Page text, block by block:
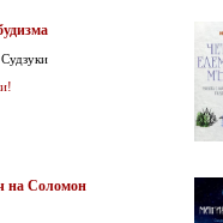
на Соломон